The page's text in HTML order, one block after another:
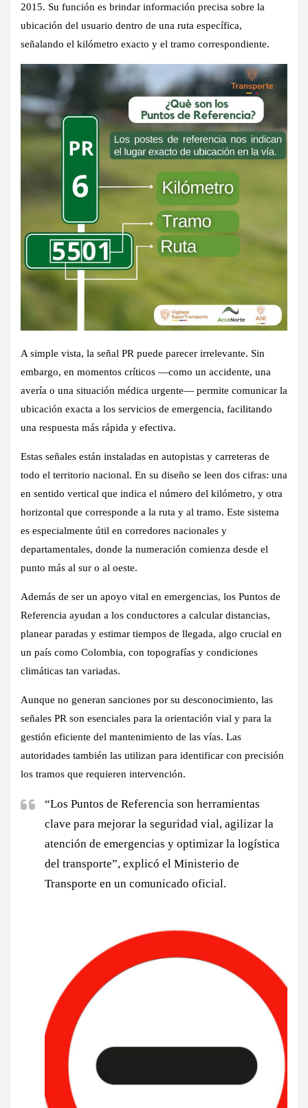
2015. Su función es brindar información precisa sobre la
ubicación del usuario dentro de una ruta específica,
señalando el kilómetro exacto y el tramo correspondiente.
A simple vista, la señal PR puede parecer irrelevante. Sin
embargo, en momentos críticos —como un accidente, una
avería o una situación médica urgente— permite comunicar la
ubicación exacta a los servicios de emergencia, facilitando
una respuesta más rápida y efectiva.
Estas señales están instaladas en autopistas y carreteras de
todo el territorio nacional. En su diseño se leen dos cifras: una
en sentido vertical que indica el número del kilómetro, y otra
horizontal que corresponde a la ruta y al tramo. Este sistema
es especialmente útil en corredores nacionales y
departamentales, donde la numeración comienza desde el
punto más al sur o al oeste.
Además de ser un apoyo vital en emergencias, los Puntos de
Referencia ayudan a los conductores a calcular distancias,
planear paradas y estimar tiempos de llegada, algo crucial en
un país como Colombia, con topografías y condiciones
climáticas tan variadas.
Aunque no generan sanciones por su desconocimiento, las
señales PR son esenciales para la orientación vial y para la
gestión eficiente del mantenimiento de las vías. Las
autoridades también las utilizan para identificar con precisión
los tramos que requieren intervención.
“Los Puntos de Referencia son herramientas
clave para mejorar la seguridad vial, agilizar la
atención de emergencias y optimizar la logística
del transporte”, explicó el Ministerio de
Transporte en un comunicado oficial.